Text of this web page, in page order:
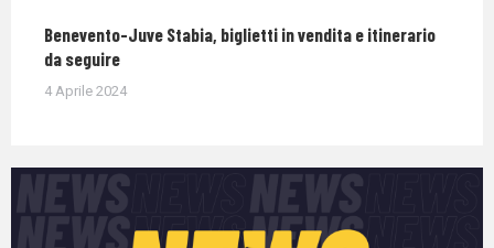
Benevento-Juve Stabia, biglietti in vendita e itinerario
da seguire
4 Aprile 2024